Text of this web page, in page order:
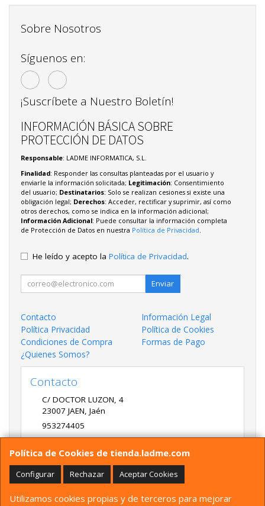
Política de Cookies de tienda.ladme.com
Configurar Rechazar Aceptar Cookies
Utilizamos cookies propias y de terceros para mejorar
Sobre Nosotros
Síguenos en:
¡Suscríbete a Nuestro Boletín!
INFORMACIÓN BÁSICA SOBRE
PROTECCIÓN DE DATOS
Responsable: LADME INFORMATICA, S.L.
Finalidad: Responder las consultas planteadas por el usuario y
enviarle la información solicitada; Legitimación: Consentimiento
del usuario; Destinatarios: Solo se realizan cesiones si existe una
obligación legal; Derechos: Acceder, rectificar y suprimir, así como
otros derechos, como se indica en la información adicional;
Información Adicional: Puede consultar la información completa
de Protección de Datos en nuestra Política de Privacidad.
He leído y acepto la Política de Privacidad.
Enviar
Contacto
Información Legal
Política Privacidad
Política de Cookies
Condiciones de Compra
Formas de Pago
¿Quienes Somos?
Contacto
C/ DOCTOR LUZON, 4
23007 JAEN, Jaén
953274405
LADME@LADME.COM
Horario
9:30 A 14:00 Y 17:00 A 20:00 DE LUNES A VIERNES